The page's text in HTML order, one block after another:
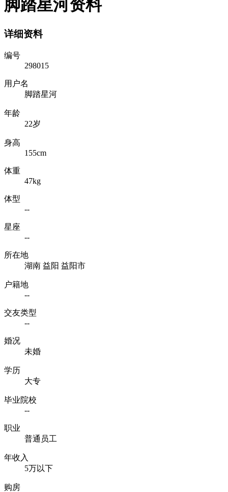
脚踏星河资料
详细资料
编号
298015
用户名
脚踏星河
年龄
22岁
身高
155cm
体重
47kg
体型
--
星座
--
所在地
湖南 益阳 益阳市
户籍地
--
交友类型
--
婚况
未婚
学历
大专
毕业院校
--
职业
普通员工
年收入
5万以下
购房